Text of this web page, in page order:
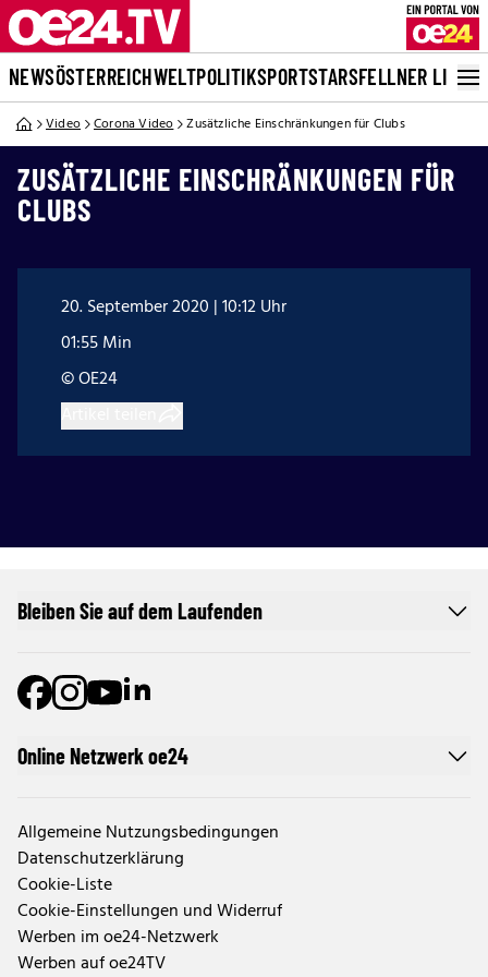
NEWSÖSTERREICHWELTPOLITIKSPORTSTARSFELLNER LIVE
Video Corona Video Zusätzliche Einschränkungen für Clubs
ZUSÄTZLICHE EINSCHRÄNKUNGEN FÜR
CLUBS
20. September 2020 | 10:12 Uhr
01:55 Min
© OE24
Online Netzwerk oe24
Allgemeine Nutzungsbedingungen
Datenschutzerklärung
Cookie-Liste
Cookie-Einstellungen und Widerruf
Werben im oe24-Netzwerk
Werben auf oe24TV
Bleiben Sie auf dem Laufenden